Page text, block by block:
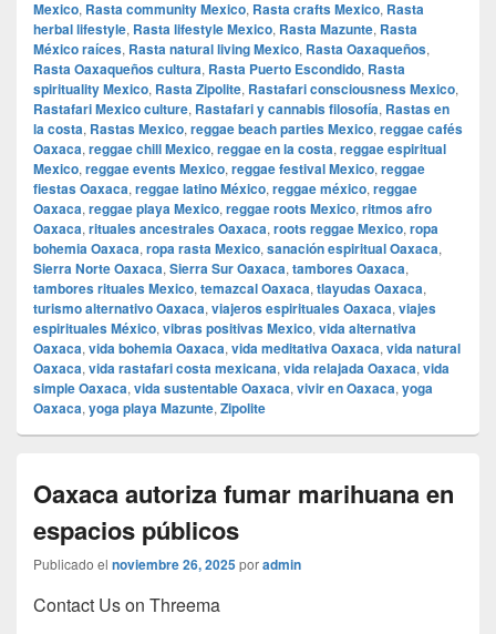
Mexico, Rasta community Mexico, Rasta crafts Mexico, Rasta
herbal lifestyle, Rasta lifestyle Mexico, Rasta Mazunte, Rasta
México raíces, Rasta natural living Mexico, Rasta Oaxaqueños,
Rasta Oaxaqueños cultura, Rasta Puerto Escondido, Rasta
spirituality Mexico, Rasta Zipolite, Rastafari consciousness Mexico,
Rastafari Mexico culture, Rastafari y cannabis filosofía, Rastas en
la costa, Rastas Mexico, reggae beach parties Mexico, reggae cafés
Oaxaca, reggae chill Mexico, reggae en la costa, reggae espiritual
Mexico, reggae events Mexico, reggae festival Mexico, reggae
fiestas Oaxaca, reggae latino México, reggae méxico, reggae
Oaxaca, reggae playa Mexico, reggae roots Mexico, ritmos afro
Oaxaca, rituales ancestrales Oaxaca, roots reggae Mexico, ropa
bohemia Oaxaca, ropa rasta Mexico, sanación espiritual Oaxaca,
Sierra Norte Oaxaca, Sierra Sur Oaxaca, tambores Oaxaca,
tambores rituales Mexico, temazcal Oaxaca, tlayudas Oaxaca,
turismo alternativo Oaxaca, viajeros espirituales Oaxaca, viajes
espirituales México, vibras positivas Mexico, vida alternativa
Oaxaca, vida bohemia Oaxaca, vida meditativa Oaxaca, vida natural
Oaxaca, vida rastafari costa mexicana, vida relajada Oaxaca, vida
simple Oaxaca, vida sustentable Oaxaca, vivir en Oaxaca, yoga
Oaxaca, yoga playa Mazunte, Zipolite
Oaxaca autoriza fumar marihuana en
espacios públicos
Publicado el noviembre 26, 2025poradmin
Contact Us on Threema